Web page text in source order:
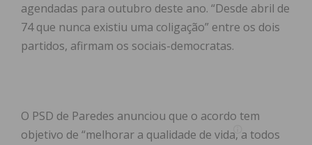
agendadas para outubro deste ano. “Desde abril de
74 que nunca existiu uma coligação” entre os dois
partidos, afirmam os sociais-democratas.
O PSD de Paredes anunciou que o acordo tem
objetivo de “melhorar a qualidade de vida, a todos